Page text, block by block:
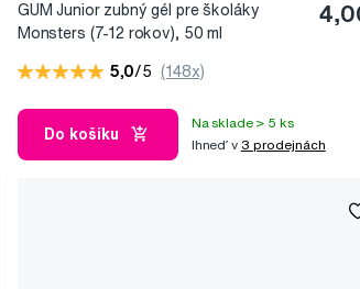
GUM Junior zubný gél pre školáky
Monsters (7-12 rokov), 50 ml
5,0/5 (148x)
Do košíku
Na sklade > 5 ks
Ihneď v 3 prodejnách